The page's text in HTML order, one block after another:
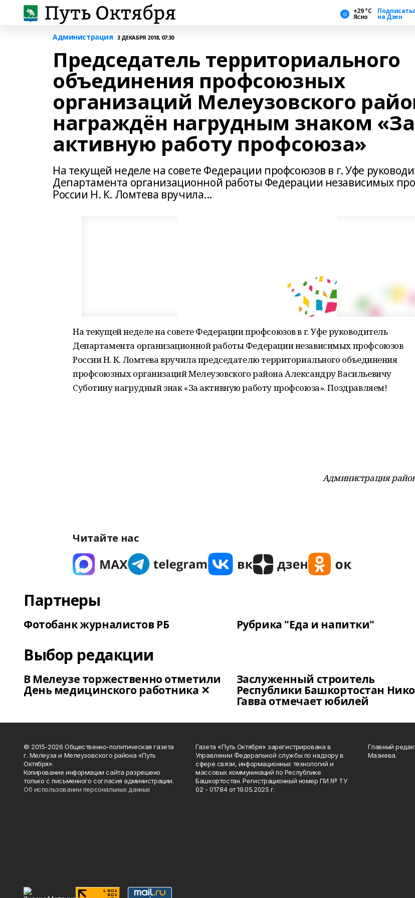
+29 °С
Ясно на Дзен
Администрация 3 ДЕКАБРЯ 2018, 07:30
Председатель территориального
объединения профсоюзных
организаций Мелеузовского
награждён нагрудным знаком «За
активную работу профсоюза»
На текущей неделе на совете Федерации профсоюзов в г. Уфе
Департамента организационной работы Федерации независимых
России Н. К. Ломтева вручила...
На текущей неделе на совете Федерации профсоюзов в г. Уфе руководитель
Департамента организационной работы Федерации независимых профсоюзов
России Н. К. Ломтева вручила председателю территориального объединения
профсоюзных организаций Мелеузовского района Александру Васильевичу
Суботину нагрудный знак «За активную работу профсоюза». Поздравляем!
Администрация
Читайте нас
Партнеры
Фотобанк журналистов РБ Рубрика "Еда и напитки"
Выбор редакции
В Мелеузе торжественно отметили
День медицинского работника ✕
Заслуженный строитель
Республики Башкортостан
Гавва отмечает юбилей
© 2015-2026 Общественно-политическая газета
г. Мелеуза и Мелеузовского района «Путь
Октября».
Копирование информации сайта разрешено
только с письменного согласия администрации.
Об использовании персональных данных
Газета «Путь Октября» зарегистрирована в
Управлении Федеральной службы по надзору в
сфере связи, информационных технологий и
массовых коммуникаций по Республике
Башкортостан. Регистрационный номер ПИ № ТУ
02 - 01784 от 19.05.2025 г.
Главный
Мазиева.